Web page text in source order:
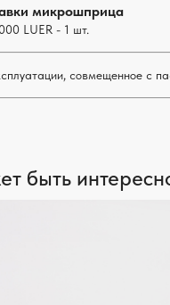
микрошприца
LUER - 1 шт.
совмещенное с
быть